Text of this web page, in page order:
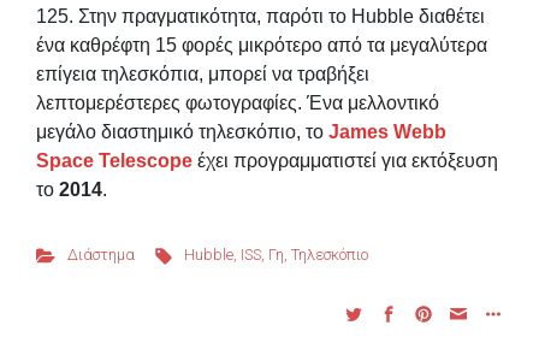
125. Στην πραγματικότητα, παρότι το Hubble διαθέτει
ένα καθρέφτη 15 φορές μικρότερο από τα μεγαλύτερα
επίγεια τηλεσκόπια, μπορεί να τραβήξει
λεπτομερέστερες φωτογραφίες. Ένα μελλοντικό
μεγάλο διαστημικό τηλεσκόπιο, το James Webb
Space Telescope έχει προγραμματιστεί για εκτόξευση
το 2014.
Διάστημα Hubble, ISS, Γη,Τηλεσκόπιο